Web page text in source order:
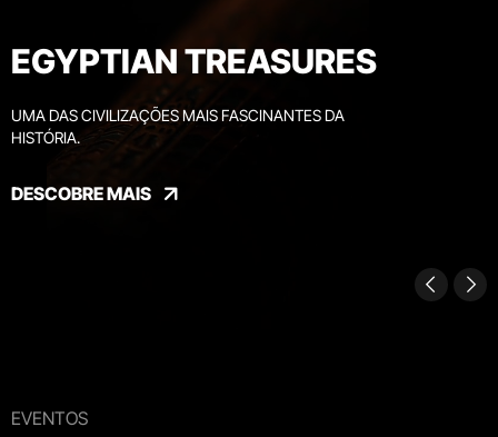
EGYPTIAN TREASURES
UMA DAS CIVILIZAÇÕES MAIS FASCINANTES DA
HISTÓRIA.
DESCOBRE MAIS
EVENTOS